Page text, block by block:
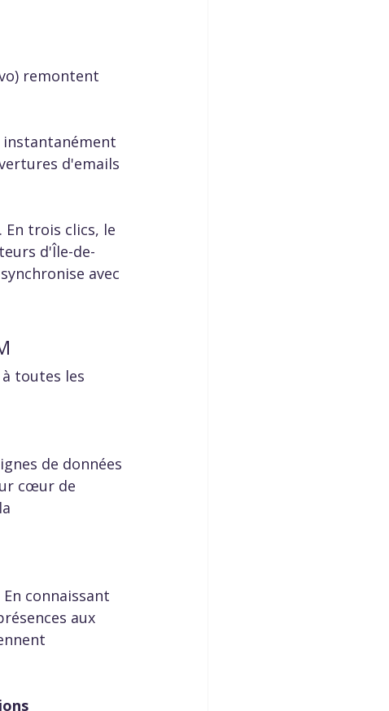
remontent
instantanément
d'emails
En trois clics, le
d'Île-de-
avec
toutes les
de données
cœur de
connaissant
aux